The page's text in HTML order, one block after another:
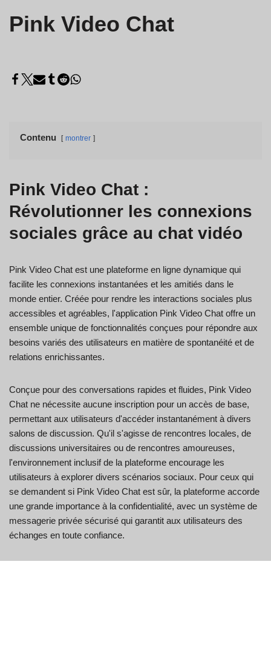
Pink Video Chat
Contenu montrer
Pink Video Chat :
Révolutionner les connexions
sociales grâce au chat vidéo
Pink Video Chat est une plateforme en ligne dynamique qui
facilite les connexions instantanées et les amitiés dans le
monde entier. Créée pour rendre les interactions sociales plus
accessibles et agréables, l'application Pink Video Chat offre un
ensemble unique de fonctionnalités conçues pour répondre aux
besoins variés des utilisateurs en matière de spontanéité et de
relations enrichissantes.
Conçue pour des conversations rapides et fluides, Pink Video
Chat ne nécessite aucune inscription pour un accès de base,
permettant aux utilisateurs d'accéder instantanément à divers
salons de discussion. Qu'il s'agisse de rencontres locales, de
discussions universitaires ou de rencontres amoureuses,
l'environnement inclusif de la plateforme encourage les
utilisateurs à explorer divers scénarios sociaux. Pour ceux qui
se demandent si Pink Video Chat est sûr, la plateforme accorde
une grande importance à la confidentialité, avec un système de
messagerie privée sécurisé qui garantit aux utilisateurs des
échanges en toute confiance.